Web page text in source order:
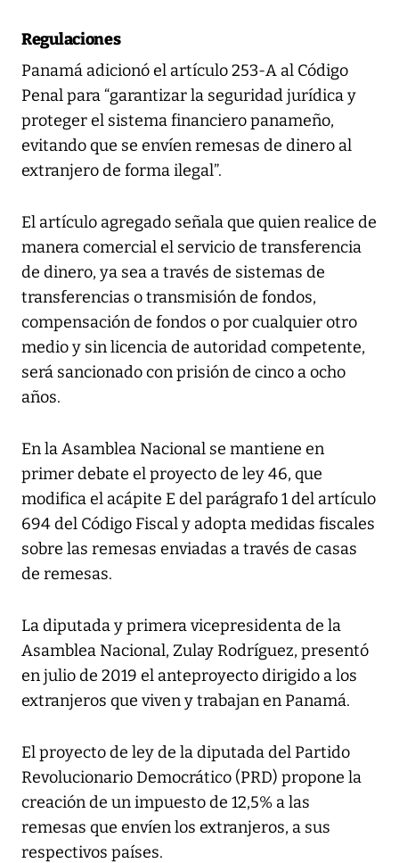
Regulaciones
Panamá adicionó el artículo 253-A al Código
Penal para “garantizar la seguridad jurídica y
proteger el sistema financiero panameño,
evitando que se envíen remesas de dinero al
extranjero de forma ilegal”.
El artículo agregado señala que quien realice de
manera comercial el servicio de transferencia
de dinero, ya sea a través de sistemas de
transferencias o transmisión de fondos,
compensación de fondos o por cualquier otro
medio y sin licencia de autoridad competente,
será sancionado con prisión de cinco a ocho
años.
En la Asamblea Nacional se mantiene en
primer debate el proyecto de ley 46, que
modifica el acápite E del parágrafo 1 del artículo
694 del Código Fiscal y adopta medidas fiscales
sobre las remesas enviadas a través de casas
de remesas.
La diputada y primera vicepresidenta de la
Asamblea Nacional, Zulay Rodríguez, presentó
en julio de 2019 el anteproyecto dirigido a los
extranjeros que viven y trabajan en Panamá.
El proyecto de ley de la diputada del Partido
Revolucionario Democrático (PRD) propone la
creación de un impuesto de 12,5% a las
remesas que envíen los extranjeros, a sus
respectivos países.